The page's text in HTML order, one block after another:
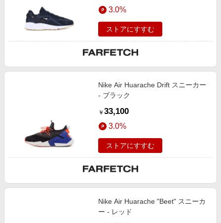
3.0%
ストアにすすむ
Nike Air Huarache Drift スニーカー
- ブラック
￥ 33,100
3.0%
ストアにすすむ
Nike Air Huarache "Beet" スニーカ
ー - レッド